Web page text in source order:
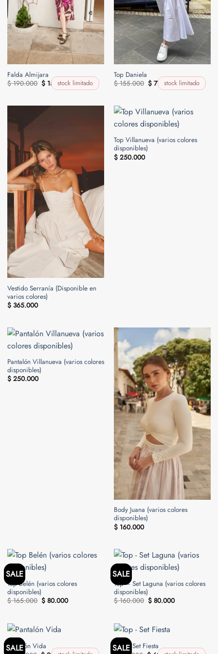
Falda Almijara
stock limitado
$190.000 El
precio
$ 190.000.
$152.000 El
precio
$ 152.000.
Top Daniela
stock limitado
$155.000 El
precio
$ 155.000.
$77.000El
precio
$ 77.000.
Vestido Serranía (Disponible en
varios colores)
$365.000
Top Villanueva (varios colores
disponibles)
$250.000
Pantalón Villanueva (varios colores
disponibles)
$250.000
Body Juana (varios colores
disponibles)
$160.000
SALE
Top Belén (varios colores
disponibles)
$165.000 El
precio
$ 165.000.
$80.000El
precio
SALE
Top – Set Laguna (varios colores
disponibles)
$160.000 El
precio
$ 160.000.
$80.000El
precio
SALE
Pantalón Vida SALE
Top – Set Fiesta